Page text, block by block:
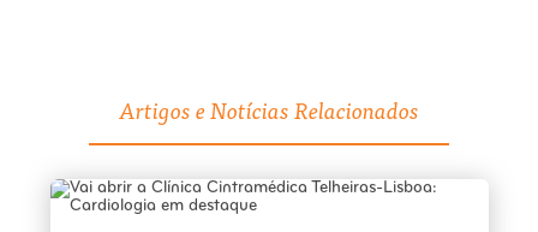
Artigos e Notícias Relacionados